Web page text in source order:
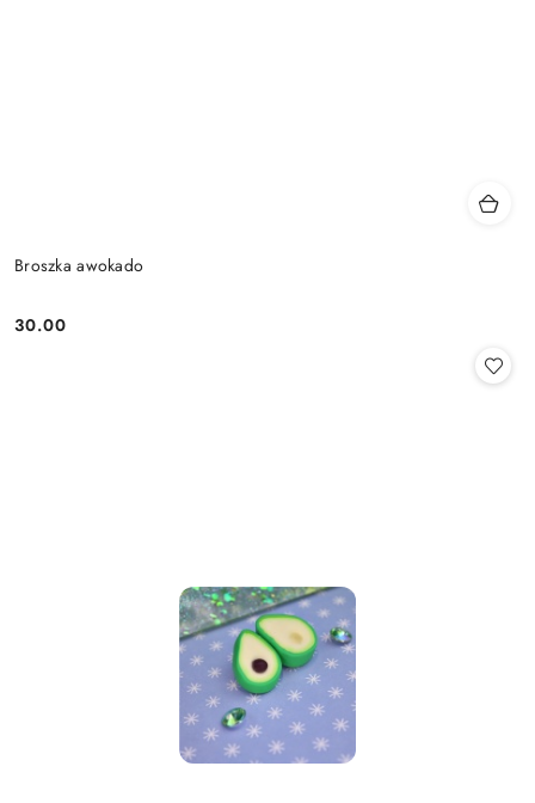
Broszka awokado
Cena:
30.00